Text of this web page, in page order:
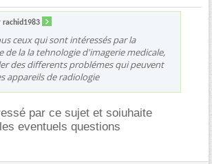
rachid1983
ceux qui sont intéressés par la
de la la tehnologie d'imagerie medicale,
des differents problémes qui peuvent
appareils de radiologie
par ce sujet et soiuhaite
eventuels questions